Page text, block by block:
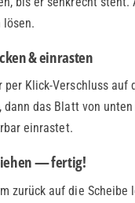
lösen.
& einrasten
per Klick-Verschluss auf
dann das Blatt von
einrastet.
— fertig!
zurück auf die Scheibe